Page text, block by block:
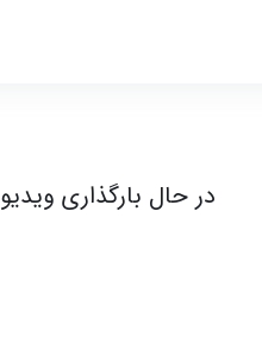
در حال بارگذاری ویدیو